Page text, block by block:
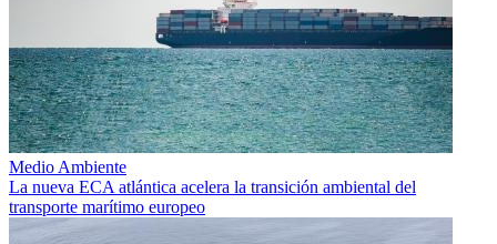
Medio Ambiente
La nueva ECA atlántica acelera la transición ambiental del
transporte marítimo europeo